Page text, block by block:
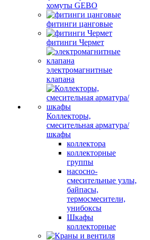
хомуты GEBO
фитинги цанговые
фитинги Чермет
электромагнитные
клапана
Коллекторы,
смесительная арматура/
шкафы
коллектора
коллекторные
группы
насосно-
смесительные узлы,
байпасы,
термосмесители,
унибоксы
Шкафы
коллекторные